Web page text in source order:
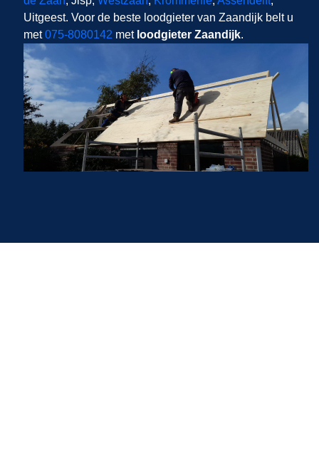
Uitgeest. Voor de beste loodgieter van Zaandijk belt u
met075-8080142 met loodgieter Zaandijk.